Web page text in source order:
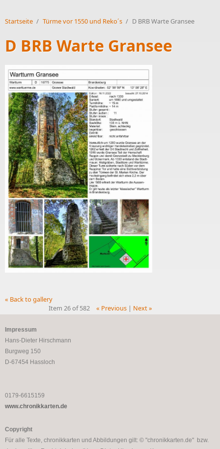
Startseite / Türme vor 1550 und Reko´s / D BRB Warte Gransee
D BRB Warte Gransee
« Back to gallery
Item 26 of 582
« Previous| Next »
Impressum
Hans-Dieter Hirschmann
Burgweg 150
D-67454 Hassloch
0179-6615159
www.chronikkarten.de
Copyright
Für alle Texte, chronikkarten und Abbildungen gilt: © "chronikkarten.de" bzw.